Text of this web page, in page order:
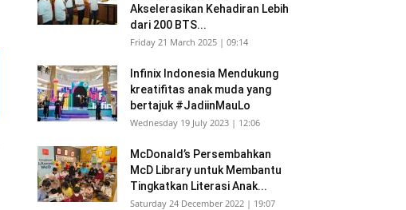
Akselerasikan Kehadiran Lebih
dari 200 BTS...
Friday 21 March 2025 | 09:14
Infinix Indonesia Mendukung
kreatifitas anak muda yang
bertajuk #JadiinMauLo
Wednesday 19 July 2023 | 12:06
McDonald’s Persembahkan
McD Library untuk Membantu
Tingkatkan Literasi Anak...
Saturday 24 December 2022 | 19:07